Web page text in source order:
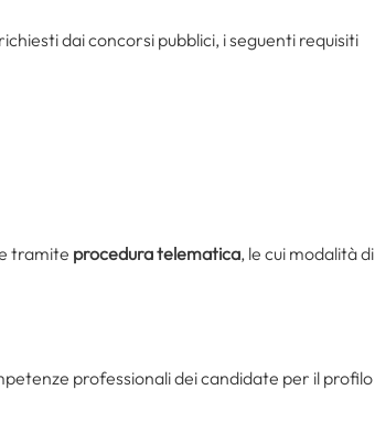
richiesti dai concorsi pubblici, i seguenti requisiti
tramite procedura telematica, le cui modalità di
professionali dei candidate per il profilo